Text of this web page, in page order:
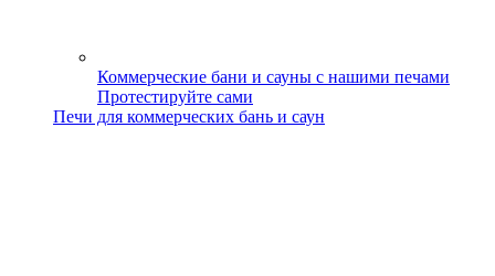
Коммерческие бани и сауны с нашими печами
Протестируйте сами
Печи для коммерческих бань и саун